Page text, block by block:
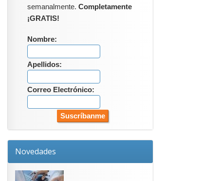
semanalmente. Completamente
¡GRATIS!
Nombre:
Apellidos:
Correo Electrónico:
Novedades